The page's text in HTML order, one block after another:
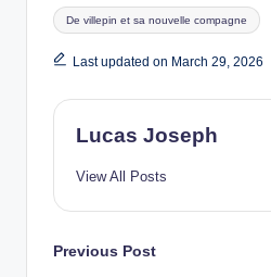
Tags:
De villepin et sa nouvelle compagne
Last updated on March 29, 2026
Lucas Joseph
View All Posts
Post
Previous Post